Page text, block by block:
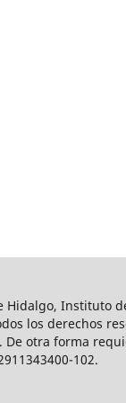
Instituto
los derechos
otra forma
102.